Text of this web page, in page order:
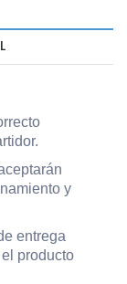
y
entrega
producto